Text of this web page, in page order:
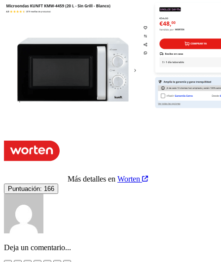
Más detalles en Worten
Puntuación: 166
Deja un comentario...